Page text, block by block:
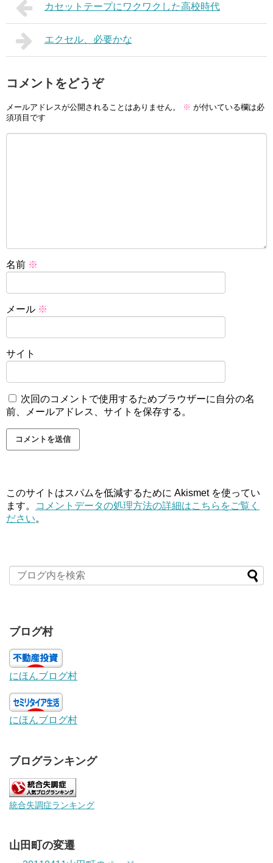
カセットテープにワクワクした高校時代
エクセル、必要かな
コメントをどうぞ
メールアドレスが公開されることはありません。 ※ が付いている欄は必
須項目です
名前 ※
メール ※
サイト
次回のコメントで使用するためブラウザーに自分の名
前、メールアドレス、サイトを保存する。
このサイトはスパムを低減するために Akismet を使ってい
ます。
コメントデータの処理方法の詳細はこちらをご覧く
ださい。
ブログ村
にほんブログ村
にほんブログ村
ブログランキング
統合失調症ランキング
山田町の変遷